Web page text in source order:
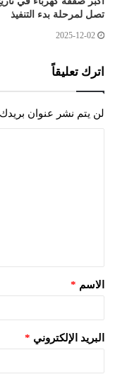
تصل لمرحلة بدء التنفيذ
2025-12-02
اترك تعليقاً
لن يتم نشر عنوان بريدك
الاسم *
البريد الإلكتروني *